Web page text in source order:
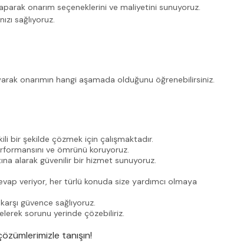
onarım seçeneklerini ve maliyetini sunuyoruz.
sağlıyoruz.
onarımın hangi aşamada olduğunu öğrenebilirsiniz.
bir şekilde çözmek için çalışmaktadır.
ve ömrünü koruyoruz.
alarak güvenilir bir hizmet sunuyoruz.
veriyor, her türlü konuda size yardımcı olmaya
güvence sağlıyoruz.
sorunu yerinde çözebiliriz.
tanışın!